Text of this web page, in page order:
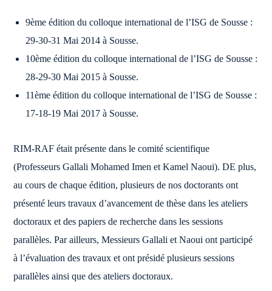
9ème édition du colloque international de l’ISG de Sousse :
29-30-31 Mai 2014 à Sousse.
10ème édition du colloque international de l’ISG de Sousse :
28-29-30 Mai 2015 à Sousse.
11ème édition du colloque international de l’ISG de Sousse :
17-18-19 Mai 2017 à Sousse.
RIM-RAF était présente dans le comité scientifique
(Professeurs Gallali Mohamed Imen et Kamel Naoui). DE plus,
au cours de chaque édition, plusieurs de nos doctorants ont
présenté leurs travaux d’avancement de thèse dans les ateliers
doctoraux et des papiers de recherche dans les sessions
parallèles. Par ailleurs, Messieurs Gallali et Naoui ont participé
à l’évaluation des travaux et ont présidé plusieurs sessions
parallèles ainsi que des ateliers doctoraux.